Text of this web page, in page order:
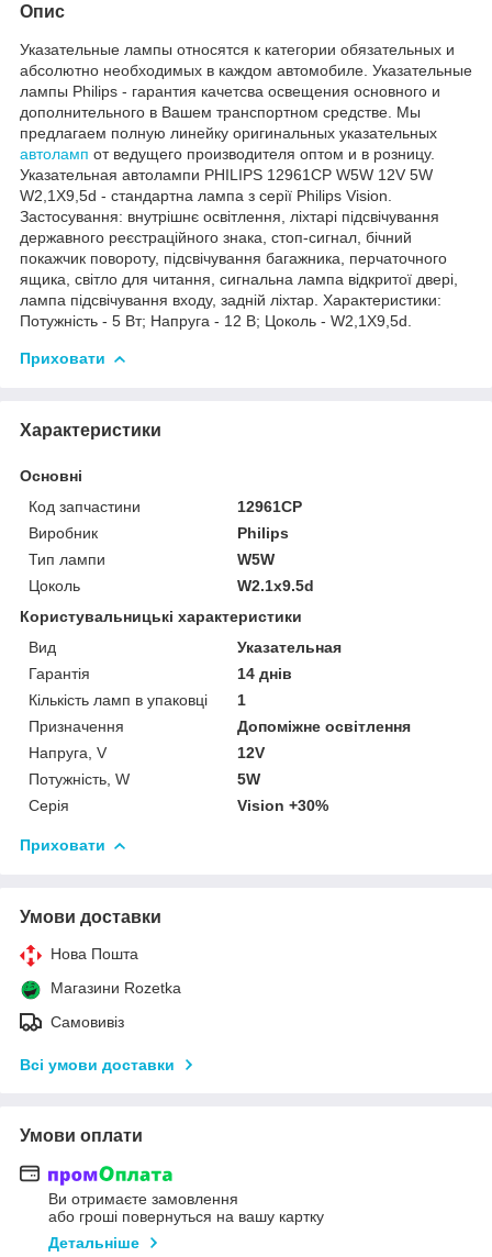
Опис
Указательные лампы относятся к категории обязательных и
абсолютно необходимых в каждом автомобиле. Указательные
лампы Philips - гарантия качетсва освещения основного и
дополнительного в Вашем транспортном средстве. Мы
предлагаем полную линейку оригинальных указательных
автоламп от ведущего производителя оптом и в розницу.
Указательная автолампи PHILIPS 12961CP W5W 12V 5W
W2,1X9,5d - стандартна лампа з серії Philips Vision.
Застосування: внутрішнє освітлення, ліхтарі підсвічування
державного реєстраційного знака, стоп-сигнал, бічний
покажчик повороту, підсвічування багажника, перчаточного
ящика, світло для читання, сигнальна лампа відкритої двері,
лампа підсвічування входу, задній ліхтар. Характеристики:
Потужність - 5 Вт; Напруга - 12 В; Цоколь - W2,1X9,5d.
Приховати
Характеристики
Основні
Код запчастини
12961CP
Виробник
Philips
Тип лампи
W5W
Цоколь
W2.1x9.5d
Користувальницькі характеристики
Вид
Указательная
Гарантія
14 днів
Кількість ламп в упаковці
1
Призначення
Допоміжне освітлення
Напруга, V
12V
Потужність, W
5W
Серія
Vision +30%
Приховати
Умови доставки
Нова Пошта
Магазини Rozetka
Самовивіз
Всі умови доставки
Умови оплати
Ви отримаєте замовлення
або гроші повернуться на вашу картку
Детальніше